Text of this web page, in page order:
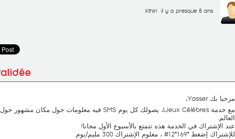
kthiri il y a presque 8 ans
مرحبا بك Yasser،
مع خدمة Lieux Célèbres، يصولك كل يوم SMS فيه معلومات حول مكان مشهور حول
العالم.
عند الإشتراك في الخدمة هذه تتمتع بالأسبوع الأول مجانا!
للإشتراك إضغط *169*12# ، معلوم الإشتراك 300 مليم/يوم.